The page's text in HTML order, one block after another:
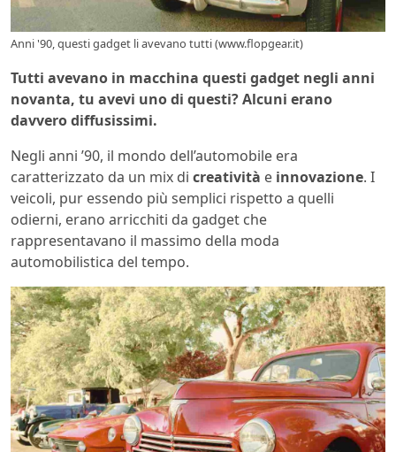
Anni '90, questi gadget li avevano tutti (www.flopgear.it)
Tutti avevano in macchina questi gadget negli anni
novanta, tu avevi uno di questi? Alcuni erano
davvero diffusissimi.
Negli anni ’90, il mondo dell’automobile era
caratterizzato da un mix di creatività e innovazione. I
veicoli, pur essendo più semplici rispetto a quelli
odierni, erano arricchiti da gadget che
rappresentavano il massimo della moda
automobilistica del tempo.